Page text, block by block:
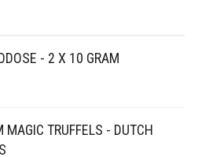
- 2 X 10 GRAM
MAGIC TRUFFELS - DUTCH